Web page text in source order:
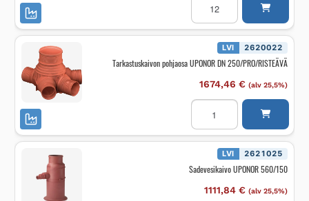
UPONOR
D500
12M
SN2
määrä
LVI 2620022
Tarkastuskaivon pohjaosa UPONOR DN 250/PRO/RISTEÄVÄ
1674,46 € (alv 25,5%)
Tarkastuskaivon
pohjaosa
UPONOR
DN
250/PRO/RISTEÄVÄ
määrä LVI 2621025
Sadevesikaivo UPONOR 560/150
1111,84 € (alv 25,5%)